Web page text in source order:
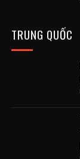
TRUNG QUỐC